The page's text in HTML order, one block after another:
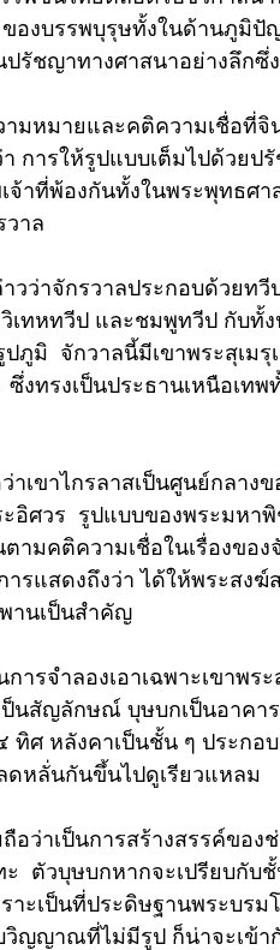
องบรรพบุรุษทั้งในด้านภูมิ
รัชญาทางศาสนาอย่างลึกซึ่
มายและคติความเชื่อที่จิ
การให้รูปแบบเต็มไปด้วยป
จ้าที่พ้องกันทั้งในพระพุทธศ
าล
าจักรวาลประกอบด้วยทวี
เทหทวีป และชมพูทวีป กับทั้
ภูมิ จักวาลนี้มีเขาพระสุเมรุ
งทรงเป็นประธานเหนือเทพ
เขาไกรลาสเป็นศูนย์กลาง
อิศวร รูปแบบของพระมหา
ามคติความเชื่อในเรื่องของ
ารแสดงถึงว่า ได้ให้พระสง
านเป็นสำคัญ
จำลองเอาเฉพาะเขาพระ
นสัญลักษณ์ บุษบกเป็นอาคา
ทิศ หลังคาเป็นชั้น ๆ ประกอ
หลั่นกันขึ้นไปดูเรียวแหลม
าเป็นการสร้างสรรค์ของช่
ะ ตัวบุษบกหากจะเปรียบกับ
าะเป็นที่ประดิษฐานพระบรม
วิญญาณที่ไม่มีรูป ก็น่าจะเข้า